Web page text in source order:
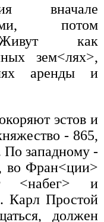
вначале
потом
Живут как
зем<лях>,
аренды и
эстов и
- 865,
По западному -
во Фран<ции>
<набег> и
Карл Простой
должен